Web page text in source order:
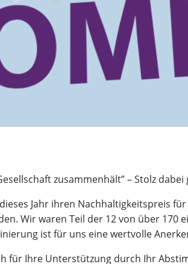
zusammenhält” – Stolz dabei
Jahr ihren Nachhaltigkeitspreis
Wir waren Teil der 12 von über 170
ist für uns eine wertvolle
für Ihre Unterstützung durch Ihr